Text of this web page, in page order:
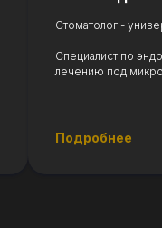
Стоматолог -
Специалист по
лечению под
Подробнее